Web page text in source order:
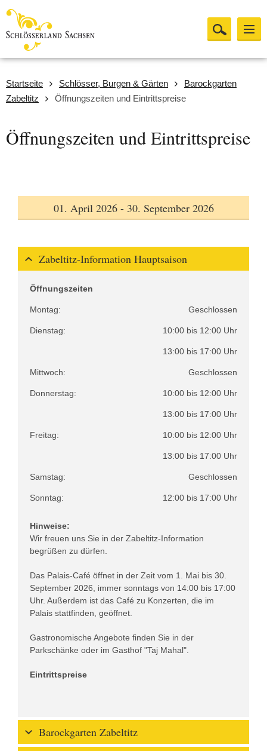
Startseite Schlösser, Burgen & Gärten
Barockgarten
Zabeltitz
Öffnungszeiten und Eintrittspreise
Öffnungszeiten und Eintrittspreise
01. April 2026 - 30. September 2026
Zabeltitz-Information Hauptsaison
Öffnungszeiten
Montag: Geschlossen
Dienstag: 10:00 bis 12:00 Uhr
13:00 bis 17:00 Uhr
Mittwoch: Geschlossen
Donnerstag: 10:00 bis 12:00 Uhr
13:00 bis 17:00 Uhr
Freitag: 10:00 bis 12:00 Uhr
13:00 bis 17:00 Uhr
Samstag: Geschlossen
Sonntag: 12:00 bis 17:00 Uhr
Hinweise:
Wir freuen uns Sie in der Zabeltitz-Information
begrüßen zu dürfen.
Das Palais-Café öffnet in der Zeit vom 1. Mai bis 30.
September 2026, immer sonntags von 14:00 bis 17:00
Uhr. Außerdem ist das Café zu Konzerten, die im
Palais stattfinden, geöffnet.
Gastronomische Angebote finden Sie in der
Parkschänke oder im Gasthof "Taj Mahal".
Eintrittspreise
Barockgarten Zabeltitz